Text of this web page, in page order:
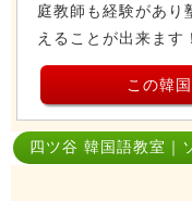
庭教師も経験があり
えることが出来ます！
この韓
四ツ谷 韓国語教室｜